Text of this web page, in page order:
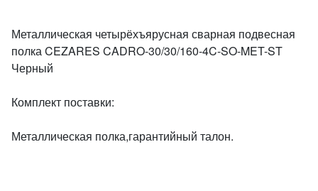
Металлическая четырёхъярусная сварная подвесная
полка CEZARES CADRO-30/30/160-4C-SO-MET-ST
Черный
Комплект поставки:
Металлическая полка,гарантийный талон.